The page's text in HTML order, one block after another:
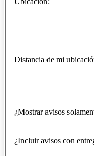
Distancia de mi
¿Mostrar avisos
¿Incluir avisos con